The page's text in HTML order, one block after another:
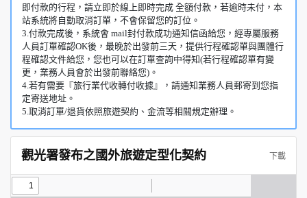
即付款的行程，請立即於線上即時完成 全額付款，若逾時未付，本
站系統將自動取消訂單，不會保留您的訂位。
3.付款完成後，系統會 mail封付款成功通知信函給您，經專屬服務
人員訂單確認OK後，最晚於出發前三天，提供行程確認單與團體行
程確認文件給您，您也可以在訂單查詢中得知(若行程確認單有變
更，業務人員會於出發前聯絡您)。
4.若有需要『旅行業代收轉付收據』，請通知業務人員郵寄到您指
定寄送地址。
5.取消訂單/退貨依照旅遊契約、金流等相關規定辦理。
觀光署發布之國外旅遊定型化契約 下載